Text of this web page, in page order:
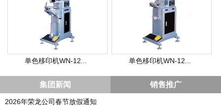
单色移印机WN-12... 单色移印机WN-12...
集团新闻 销售推广
2026年荣龙公司春节放假通知